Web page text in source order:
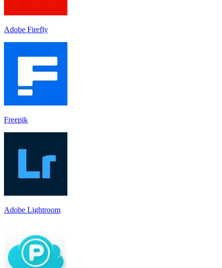
Adobe Firefly
Freepik
Adobe Lightroom